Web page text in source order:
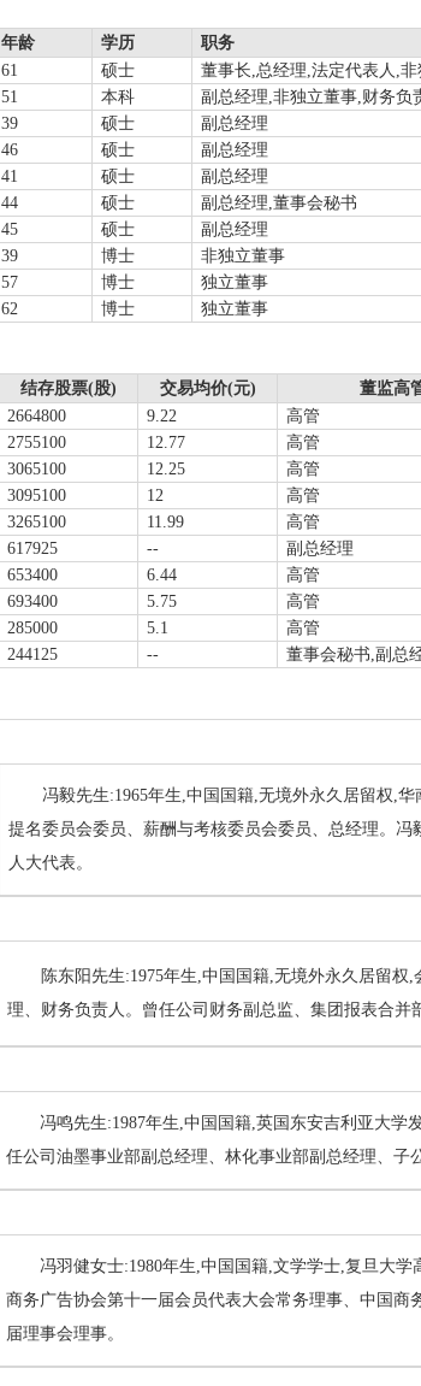
年龄 学历
职务
61 硕士
董事长,总经理,法定代表人,
51 本科
副总经理,非独立董事,财务负
39 硕士
副总经理
46 硕士
副总经理
41 硕士
副总经理
44 硕士
副总经理,董事会秘书
45 硕士
副总经理
39 博士
非独立董事
57 博士
独立董事
62 博士 独立董事
结存股票(股) 交易均价(元) 董监高
2664800 9.22 高管
2755100 12.77 高管
3065100 12.25 高管
3095100 12 高管
3265100 11.99 高管
617925 -- 副总经理
653400 6.44 高管
693400 5.75 高管
285000 5.1 高管
244125 -- 董事会秘书,副总
冯毅先生:1965年生,中国国籍,无境外永久居留权,
提名委员会委员、薪酬与考核委员会委员、总经理。
人大代表。
陈东阳先生:1975年生,中国国籍,无境外永久居留
理、财务负责人。曾任公司财务副总监、集团报表合并
冯鸣先生:1987年生,中国国籍,英国东安吉利亚大学
任公司油墨事业部副总经理、林化事业部副总经理、子
冯羽健女士:1980年生,中国国籍,文学学士,复旦大
商务广告协会第十一届会员代表大会常务理事、中国
届理事会理事。